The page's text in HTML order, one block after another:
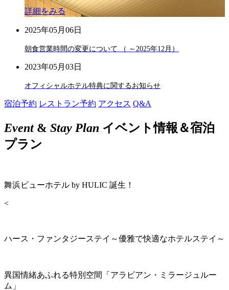
詳細をみる
2025年05月06日
朝食営業時間の変更について （ ～2025年12月）
2023年05月03日
オフィシャルホテル特典に関するお知らせ
宿泊予約 レストラン予約 アクセス Q&A
Event& Stay Plan イベント情報＆宿泊
プラン
舞浜ビューホテル by HULIC 誕生！
<
ハース・ファンタジーステイ～優雅で快適なホテルステイ～
異国情緒あふれる特別空間「アラビアン・ミラージュルー
ム」